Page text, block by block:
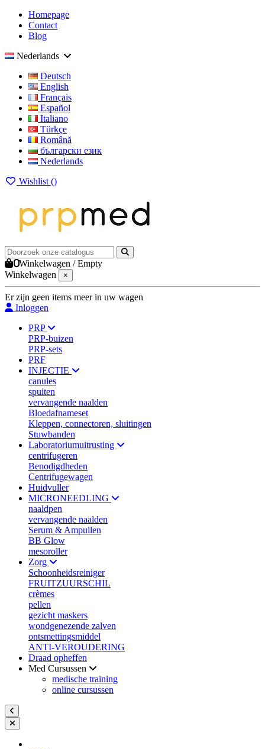
Homepage
Contact
Blog
Nederlands
Deutsch
English
Français
Español
Italiano
Türkçe
Română
български език
Nederlands
Wishlist ()
0Winkelwagen /Empty
Winkelwagen
×
Er zijn geen items meer in uw wagen
Inloggen
PRP
PRP-buizen
PRP-sets
PRF
INJECTIE
canules
spuiten
vervangende naalden
Bloedafnameset
Kleppen, connectoren, sluitingen
Stuwbanden
Laboratoriumuitrusting
centrifugeren
Benodigdheden
Centrifugewagen
Huidvuller
MICRONEEDLING
naaldpen
vervangende naalden
Serum & Ampullen
BB Glow
mesoroller
Zorg
Schoonheidsreiniger
FRUITZUURSCHIL
crèmes
pellen
gezicht maskers
wondgenezende zalven
ontsmettingsmiddel
ANTI-VEROUDERING
Draad opheffen
Med Cursussen
medische training
online cursussen